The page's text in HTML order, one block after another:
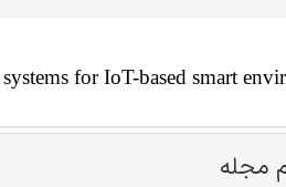
for IoT-based smart
مجله